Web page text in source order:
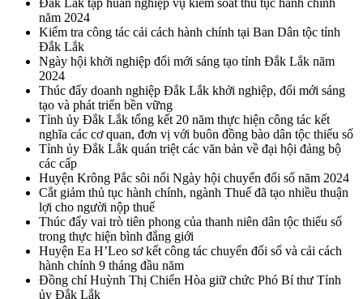
Đắk Lắk tập huấn nghiệp vụ kiểm soát thủ tục hành chính
năm 2024
Kiểm tra công tác cải cách hành chính tại Ban Dân tộc tỉnh
Đắk Lắk
Ngày hội khởi nghiệp đổi mới sáng tạo tỉnh Đắk Lắk năm
2024
Thúc đẩy doanh nghiệp Đắk Lắk khởi nghiệp, đổi mới sáng
tạo và phát triển bền vững
Tỉnh ủy Đắk Lắk tổng kết 20 năm thực hiện công tác kết
nghĩa các cơ quan, đơn vị với buôn đồng bào dân tộc thiểu số
Tỉnh ủy Đắk Lắk quán triệt các văn bản về đại hội đảng bộ
các cấp
Huyện Krông Pắc sôi nổi Ngày hội chuyển đổi số năm 2024
Cắt giảm thủ tục hành chính, ngành Thuế đã tạo nhiều thuận
lợi cho người nộp thuế
Thúc đẩy vai trò tiên phong của thanh niên dân tộc thiểu số
trong thực hiện bình đẳng giới
Huyện Ea H’Leo sơ kết công tác chuyển đổi số và cải cách
hành chính 9 tháng đầu năm
Đồng chí Huỳnh Thị Chiến Hòa giữ chức Phó Bí thư Tỉnh
ủy Đắk Lắk